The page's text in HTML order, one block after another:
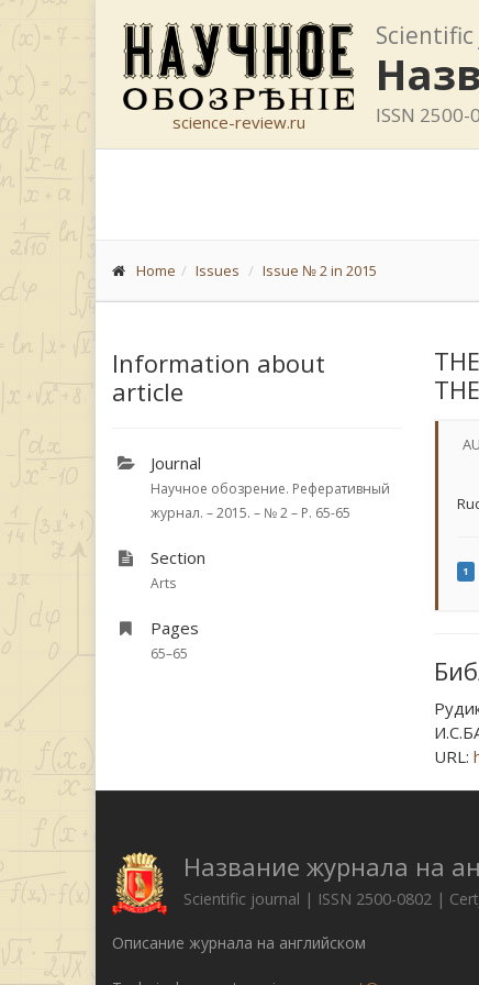
science-review.ru ISSN 2500-
Home Issues Issue № 2 in 2015
Information about
article
Journal
Научное обозрение. Реферативный
журнал. – 2015. – № 2 – P. 65-65
Section
Arts
Pages
65–65
1
URL:
Название журнала на
Scientific journal | ISSN 2500-0802 |
Описание журнала на английском